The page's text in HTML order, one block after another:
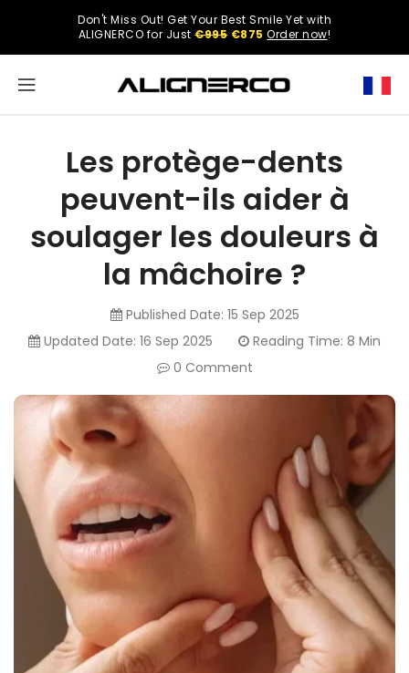
Don't Miss Out! Get Your Best Smile Yet with
ALIGNERCO for Just€995€875 Order now!
Select
America
United
States
Canada
English
Europe
Italy
English
Les protège-dents
peuvent-ils aider à
soulager les douleurs à
la mâchoire ?
Published Date: 15 Sep 2025
Updated Date: 16 Sep 2025
Reading Time: 8 Min
0 Comment